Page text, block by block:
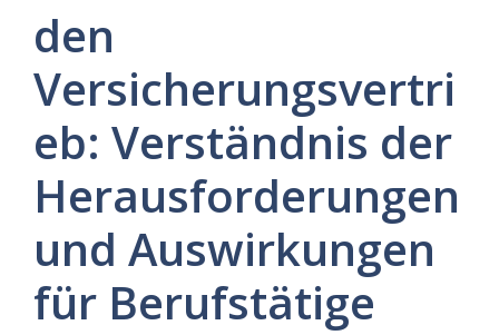
den
Versicherungsvertri
eb: Verständnis der
Herausforderungen
und Auswirkungen
für Berufstätige